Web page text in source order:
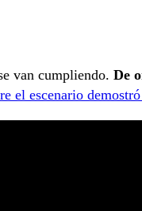
van cumpliendo. De
el escenario